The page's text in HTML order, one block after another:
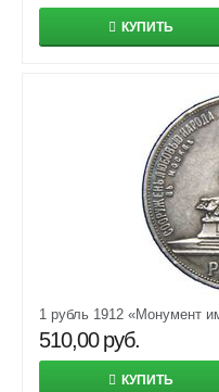
КУПИТЬ
1 рубль 1912 «Монумент
510,00 руб.
КУПИТЬ